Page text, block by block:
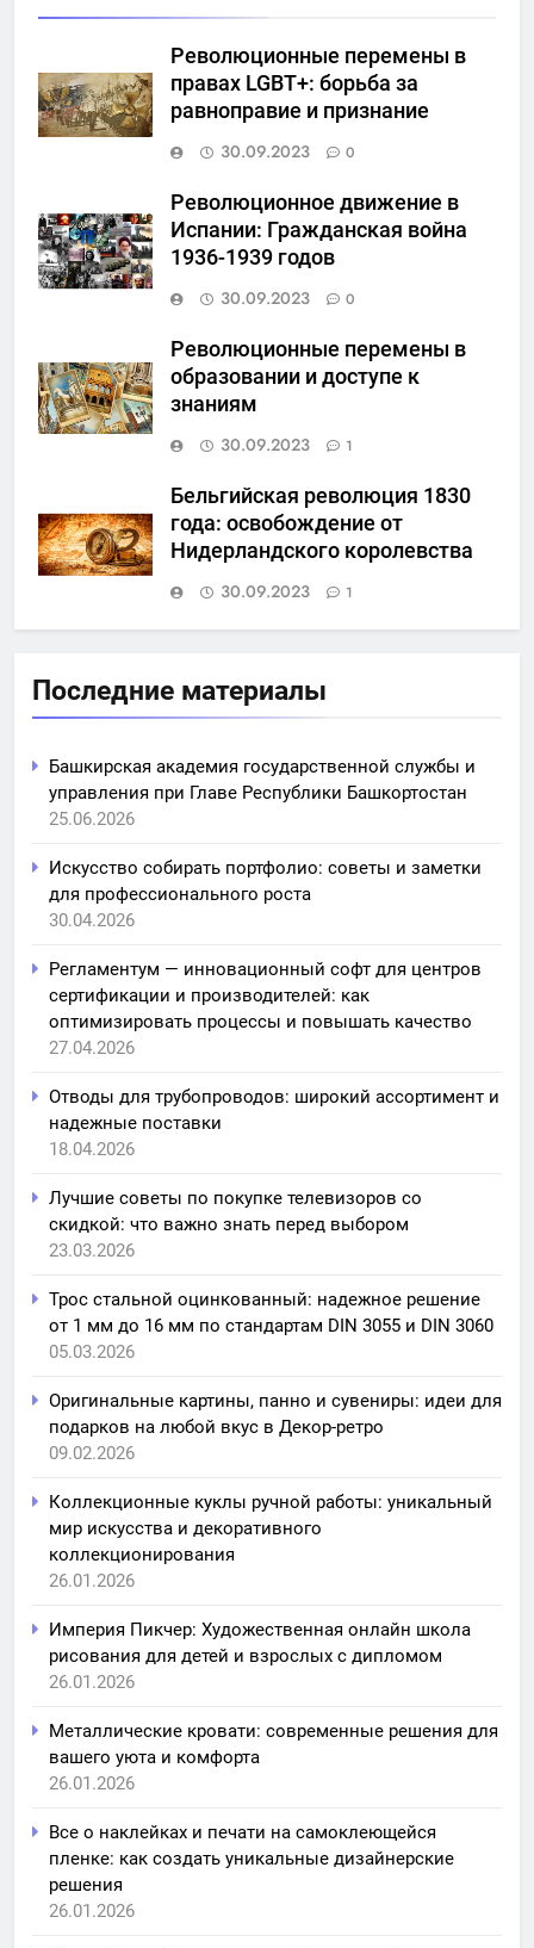
Революционные перемены в
правах LGBT+: борьба за
равноправие и признание
30.09.2023
0
Революционное движение в
Испании: Гражданская война
1936-1939 годов
30.09.2023
0
Революционные перемены в
образовании и доступе к
знаниям
30.09.2023
1
Бельгийская революция 1830
года: освобождение от
Нидерландского королевства
30.09.2023
1
Последние материалы
Башкирская академия государственной службы и
управления при Главе Республики Башкортостан
25.06.2026
Искусство собирать портфолио: советы и заметки
для профессионального роста
30.04.2026
Регламентум — инновационный софт для центров
сертификации и производителей: как
оптимизировать процессы и повышать качество
27.04.2026
Отводы для трубопроводов: широкий ассортимент и
надежные поставки
18.04.2026
Лучшие советы по покупке телевизоров со
скидкой: что важно знать перед выбором
23.03.2026
Трос стальной оцинкованный: надежное решение
от 1 мм до 16 мм по стандартам DIN 3055 и DIN 3060
05.03.2026
Оригинальные картины, панно и сувениры: идеи для
подарков на любой вкус в Декор-ретро
09.02.2026
Коллекционные куклы ручной работы: уникальный
мир искусства и декоративного
коллекционирования
26.01.2026
Империя Пикчер: Художественная онлайн школа
рисования для детей и взрослых с дипломом
26.01.2026
Металлические кровати: современные решения для
вашего уюта и комфорта
26.01.2026
Все о наклейках и печати на самоклеющейся
пленке: как создать уникальные дизайнерские
решения
26.01.2026